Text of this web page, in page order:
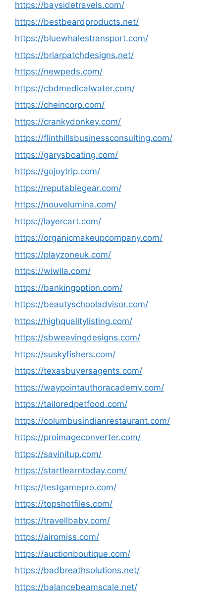
https://baysidetravels.com/
https://bestbeardproducts.net/
https://bluewhalestransport.com/
https://briarpatchdesigns.net/
https://newpeds.com/
https://cbdmedicalwater.com/
https://cheincorp.com/
https://crankydonkey.com/
https://flinthillsbusinessconsulting.com/
https://garysboating.com/
https://gojoytrip.com/
https://reputablegear.com/
https://nouvelumina.com/
https://layercart.com/
https://organicmakeupcompany.com/
https://playzoneuk.com/
https://wiwila.com/
https://bankingoption.com/
https://beautyschooladvisor.com/
https://highqualitylisting.com/
https://sbweavingdesigns.com/
https://suskyfishers.com/
https://texasbuyersagents.com/
https://waypointauthoracademy.com/
https://tailoredpetfood.com/
https://columbusindianrestaurant.com/
https://proimageconverter.com/
https://savinitup.com/
https://startlearntoday.com/
https://testgamepro.com/
https://topshotfiles.com/
https://travellbaby.com/
https://airomiss.com/
https://auctionboutique.com/
https://badbreathsolutions.net/
https://balancebeamscale.net/